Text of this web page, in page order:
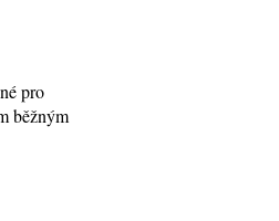
pro
běžným